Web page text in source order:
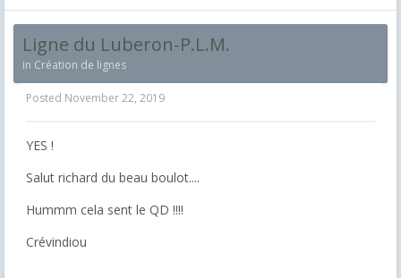
Ligne du Luberon-P.L.M.
in Création de lignes
Posted November 22, 2019
YES !
Salut richard du beau boulot....
Hummm cela sent le QD !!!!
Crévindiou